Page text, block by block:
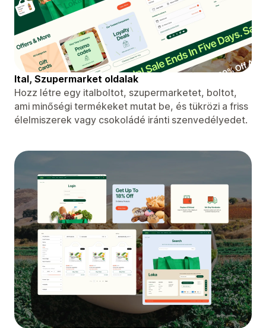
Ital, Szupermarket oldalak
Hozz létre egy italboltot, szupermarketet, boltot,
ami minőségi termékeket mutat be, és tükrözi a friss
élelmiszerek vagy csokoládé iránti szenvedélyedet.